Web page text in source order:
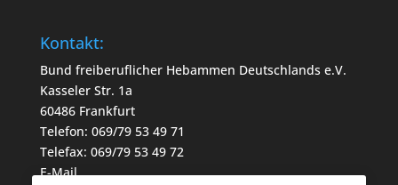
Kontakt:
Bund freiberuflicher Hebammen Deutschlands e.V.
Kasseler Str. 1a
60486 Frankfurt
Telefon: 069/79 53 49 71
Telefax: 069/79 53 49 72
E-Mail